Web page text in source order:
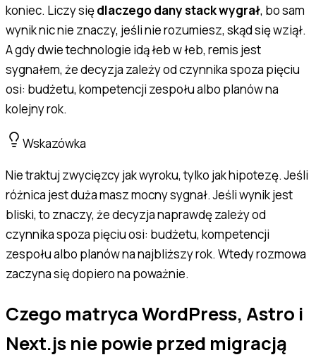
koniec. Liczy siędlaczego dany stack wygrał, bo sam
wynik nic nie znaczy, jeśli nie rozumiesz, skąd się wziął.
A gdy dwie technologie idą łeb w łeb, remis jest
sygnałem, że decyzja zależy od czynnika spoza pięciu
osi: budżetu, kompetencji zespołu albo planów na
kolejny rok.
Wskazówka
Nie traktuj zwycięzcy jak wyroku, tylko jak hipotezę. Jeśli
różnica jest duża masz mocny sygnał. Jeśli wynik jest
bliski, to znaczy, że decyzja naprawdę zależy od
czynnika spoza pięciu osi: budżetu, kompetencji
zespołu albo planów na najbliższy rok. Wtedy rozmowa
zaczyna się dopiero na poważnie.
Czego matryca WordPress, Astro i
Next.js nie powie przed migracją